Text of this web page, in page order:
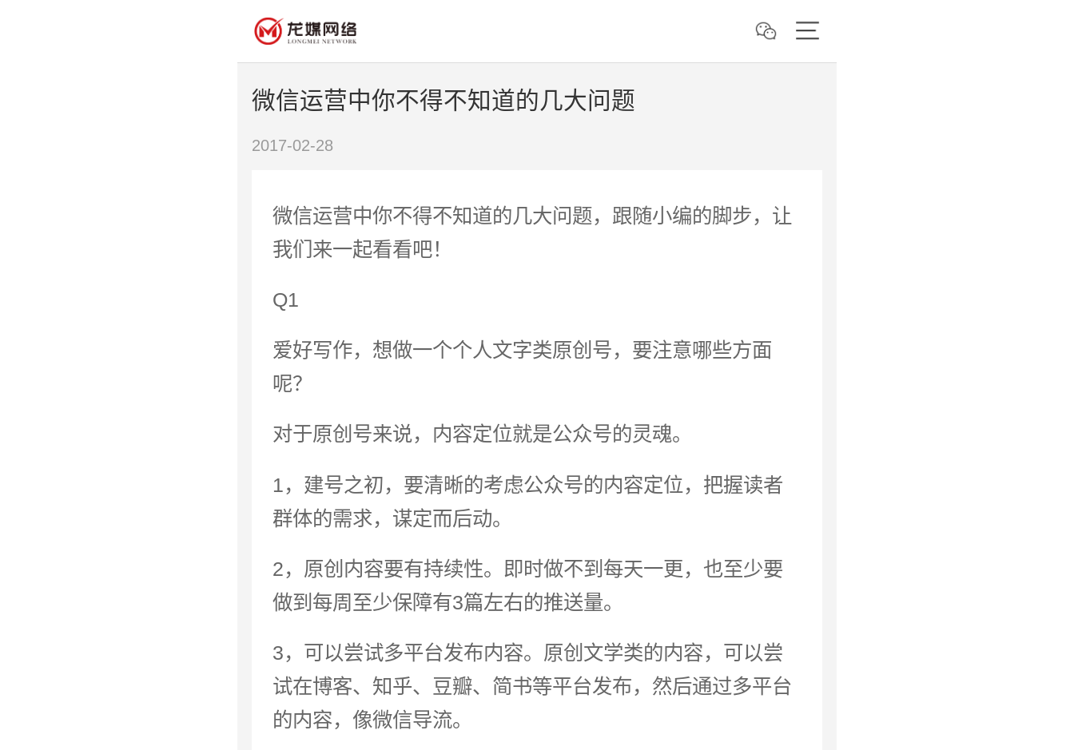
微信运营中你不得不知道的几大问题
2017-02-28
微信运营中你不得不知道的几大问题，跟随小编的脚步，让
我们来一起看看吧！
Q1
爱好写作，想做一个个人文字类原创号，要注意哪些方面
呢？
对于原创号来说，内容定位就是公众号的灵魂。
1，建号之初，要清晰的考虑公众号的内容定位，把握读者
群体的需求，谋定而后动。
2，原创内容要有持续性。即时做不到每天一更，也至少要
做到每周至少保障有3篇左右的推送量。
3，可以尝试多平台发布内容。原创文学类的内容，可以尝
试在博客、知乎、豆瓣、简书等平台发布，然后通过多平台
的内容，像微信导流。